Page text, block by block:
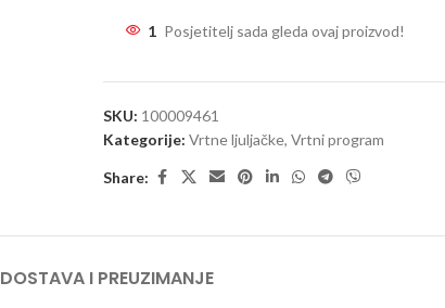
1 Posjetitelj sada gleda ovaj proizvod!
SKU: 100009461
Kategorije: Vrtne ljuljačke, Vrtni program
Share:
DOSTAVA I PREUZIMANJE